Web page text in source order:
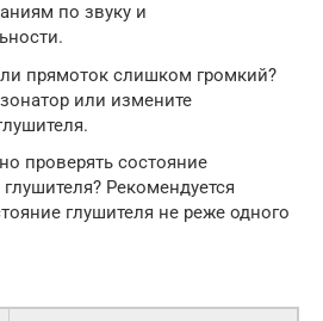
по звуку и
прямоток слишком громкий?
или измените
проверять состояние
Рекомендуется
глушителя не реже одного